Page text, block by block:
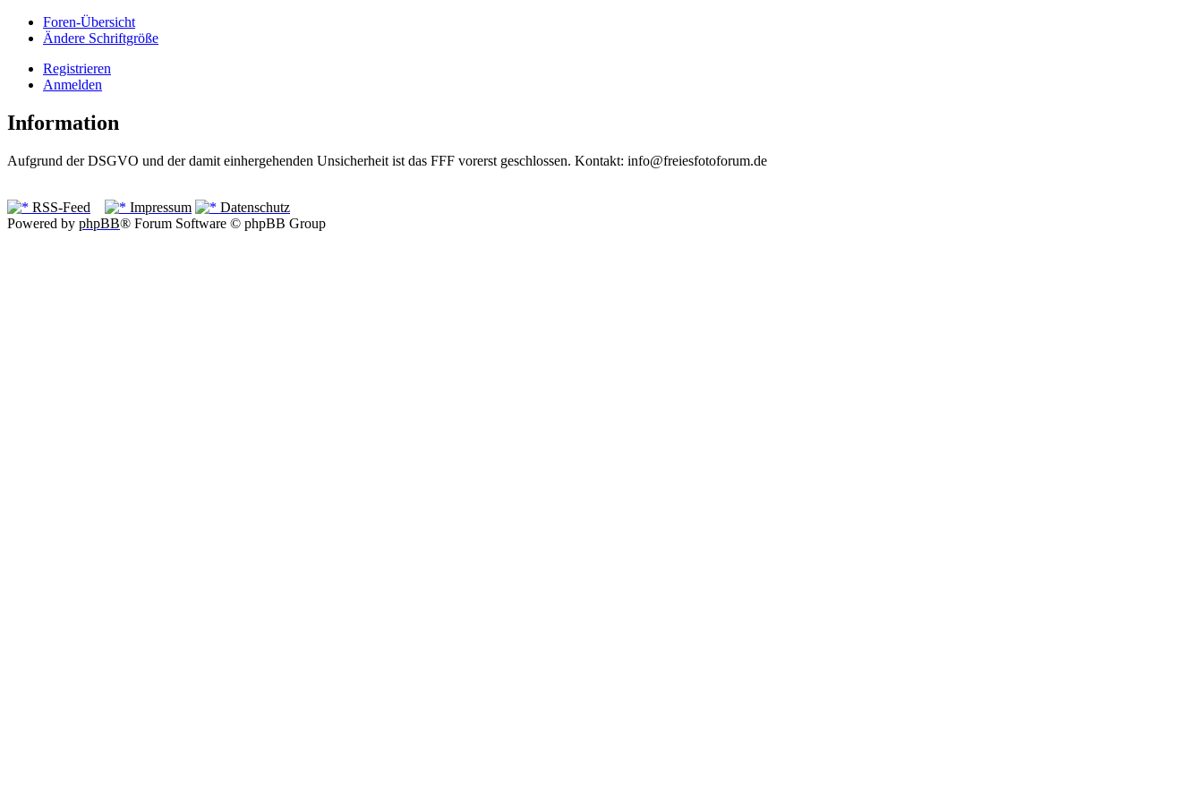
Foren-Übersicht
Ändere Schriftgröße
Registrieren
Anmelden
Information
Aufgrund der DSGVO und der damit einhergehenden Unsicherheit ist das FFF vorerst geschlossen. Kontakt: info@freiesfotoforum.de
RSS-Feed Impressum
Datenschutz
Powered by phpBB® Forum Software © phpBB Group